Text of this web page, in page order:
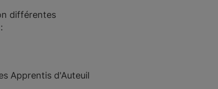
différentes
Apprentis d'Auteuil